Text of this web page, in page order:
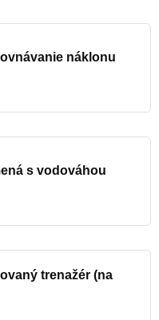
náklonu
s vodováhou
trenažér (na